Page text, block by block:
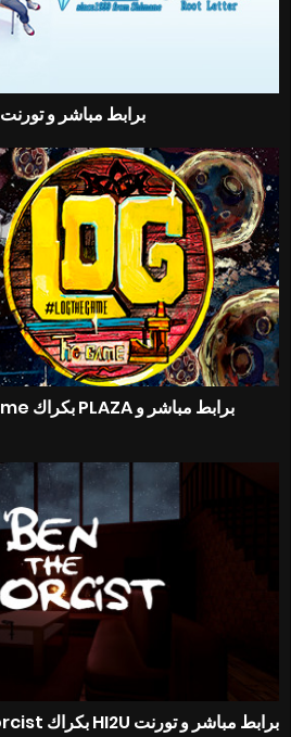
تحميل لعبة RootLetter برابط مباشر و تورنت
تحميل لعبة Ben The Exorcist بكراك HI2U برابط مباشر و تورنت